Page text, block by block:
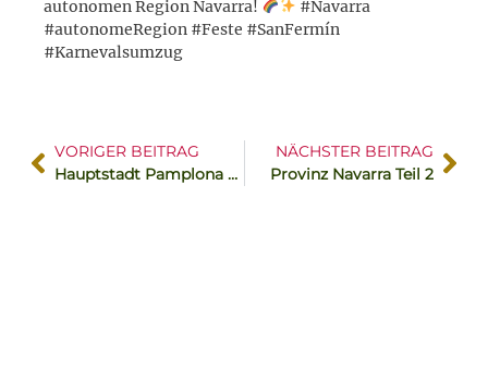
autonomen Region Navarra!
#Navarra
#autonomeRegion #Feste #SanFermín
#Karnevalsumzug
VORIGER BEITRAG
Hauptstadt Pamplona Teil 2
NÄCHSTER BEITRAG
Provinz Navarra Teil 2